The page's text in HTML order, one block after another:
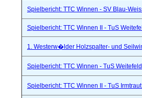
Spielbericht: TTC Winnen - SV Blau-
Spielbericht: TTC Winnen II - TuS
1. Westerw�lder Holzspalter- und
Spielbericht: TTC Winnen - TuS
Spielbericht: TTC Winnen II - TuS